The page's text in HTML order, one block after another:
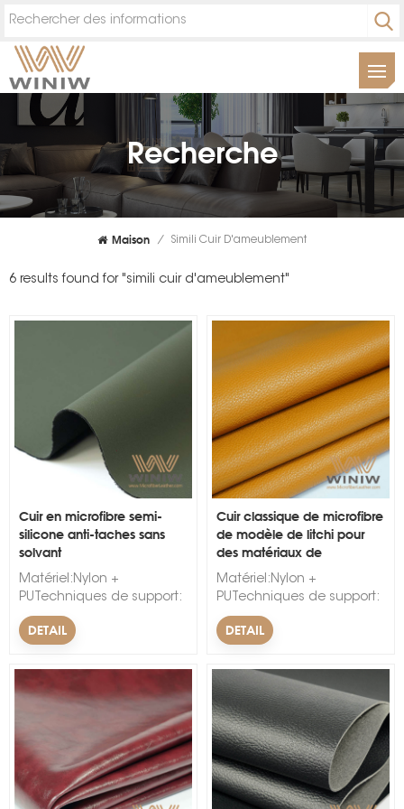
Recherche
Maison / Simili Cuir D'ameublement
6 results found for "simili cuir d'ameublement"
Cuir en microfibre semi-
silicone anti-taches sans
solvant
Matériel:Nylon +
PUTechniques de support:
non tisséMotif :
gaufré.Largeur : 54/55″,
meuble,
canapé.Caractéristique :
étanche, résistant à
l'abrasion.Épaisseur :
0,8 mm à 1,6 mm
DETAIL
Cuir classique de microfibre
de modèle de litchi pour
des matériaux de
couverture de meubles
Matériel:Nylon +
PUTechniques de support:
non tisséMotif :
gaufré.Largeur : 54/55″,
meuble,
canapé.Caractéristique :
étanche, résistant à
l'abrasion.Épaisseur :
0,8 mm à 1,6 mm
DETAIL